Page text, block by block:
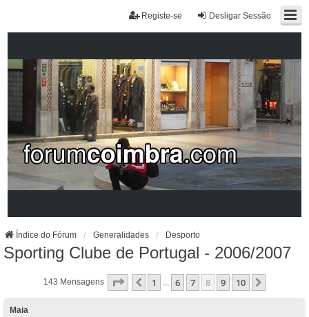
Desligar Sessão
Registe-se
Índice do Fórum Generalidades Desporto
Sporting Clube de Portugal - 2006/2007
143 Mensagens Página De10
Anterior
1 ... 6 7 8 9 10
Maia